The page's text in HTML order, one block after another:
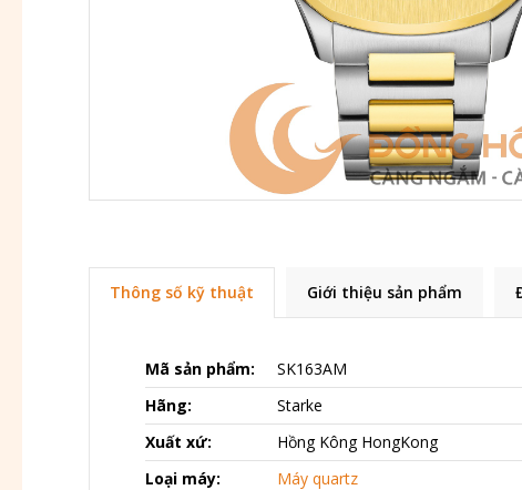
Thông số kỹ thuật Giới thiệu sản phẩm
Mã sản phẩm:
SK163AM
Hãng:
Starke
Xuất xứ:
Hồng Kông HongKong
Loại máy:
Máy quartz